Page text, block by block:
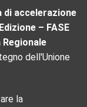
di accelerazione
– FASE
dell'Unione
la